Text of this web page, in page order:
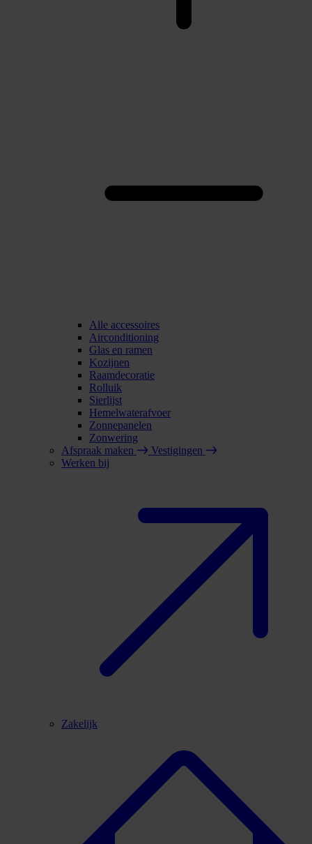
Alle accessoires
Airconditioning
Glas en ramen
Kozijnen
Raamdecoratie
Rolluik
Sierlijst
Hemelwaterafvoer
Zonnepanelen
Zonwering
Afspraak maken
Vestigingen
Werken bij
Zakelijk